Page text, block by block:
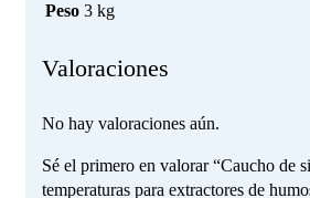
Peso 3 kg
Valoraciones
No hay valoraciones aún.
Sé el primero en valorar “Caucho de
temperaturas para extractores de